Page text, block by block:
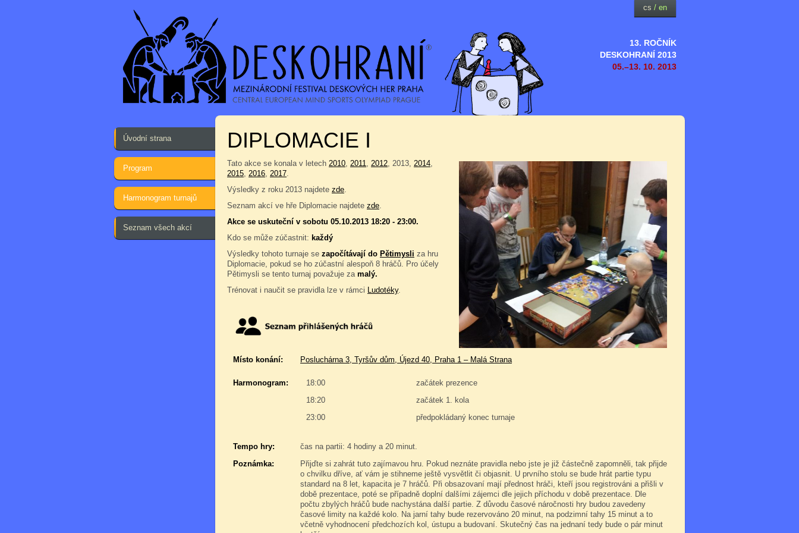
13. ROČNÍK
DESKOHRANÍ 2013
05.–13. 10. 2013
cs / en
Úvodní strana
Program
Harmonogram turnajů
Seznam všech akcí
DIPLOMACIE I
Tato akce se konala v letech 2010, 2011, 2012, 2013, 2014,
2015, 2016, 2017.
Výsledky z roku 2013 najdete zde.
Seznam akcí ve hře Diplomacie najdete zde.
Akce se uskuteční v sobotu 05.10.2013 18:20 - 23:00.
Kdo se může zúčastnit: každý
Výsledky tohoto turnaje se započítávají do Pětimysli za hru
Diplomacie, pokud se ho zúčastní alespoň 8 hráčů. Pro účely
Pětimysli se tento turnaj považuje za malý.
Trénovat i naučit se pravidla lze v rámci Ludotéky.
Místo konání: Posluchárna 3, Tyršův dům, Újezd 40, Praha 1 – Malá Strana
Harmonogram: 18:00
začátek prezence
18:20
začátek 1. kola
23:00
předpokládaný konec turnaje
Tempo hry:
čas na partii: 4 hodiny a 20 minut.
Poznámka:
Přijďte si zahrát tuto zajímavou hru. Pokud neznáte pravidla nebo jste je již částečně zapomněli, tak přijde
o chvilku dříve, ať vám je stihneme ještě vysvětlit či objasnit. U prvního stolu se bude hrát partie typu
standard na 8 let, kapacita je 7 hráčů. Při obsazovaní mají přednost hráči, kteří jsou registrováni a přišli v
době prezentace, poté se případně doplní dalšími zájemci dle jejich příchodu v době prezentace. Dle
počtu zbylých hráčů bude nachystána další partie. Z důvodu časové náročnosti hry budou zavedeny
časové limity na každé kolo. Na jarní tahy bude rezervováno 20 minut, na podzimní tahy 15 minut a to
včetně vyhodnocení předchozích kol, ústupu a budovaní. Skutečný čas na jednaní tedy bude o pár minut